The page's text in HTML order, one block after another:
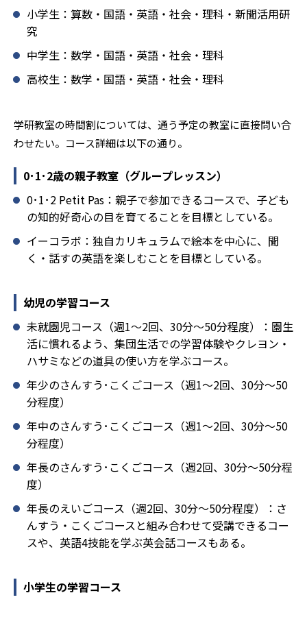
どんなデメリットがある？
学研教室のデメリットとしては、基礎をより重視している
分、生徒によっては物足りなく感じる可能性がある点だろ
う。相性が気になる場合は、近くの教室に問い合わせてみ
ることを推奨する。
小学生：算数・国語・英語・社会・理科・新聞活用研
究
中学生：数学・国語・英語・社会・理科
高校生：数学・国語・英語・社会・理科
学研教室の時間割については、通う予定の教室に直接問い合
わせたい。コース詳細は以下の通り。
0･1･2歳の親子教室（グループレッスン）
0･1･2 Petit Pas：親子で参加できるコースで、子ども
の知的好奇心の目を育てることを目標としている。
イーコラボ：独自カリキュラムで絵本を中心に、聞
く・話すの英語を楽しむことを目標としている。
幼児の学習コース
未就園児コース（週1～2回、30分～50分程度）：園生
活に慣れるよう、集団生活での学習体験やクレヨン・
ハサミなどの道具の使い方を学ぶコース。
年少のさんすう･こくごコース（週1～2回、30分～50
分程度）
年中のさんすう･こくごコース（週1～2回、30分～50
分程度）
年長のさんすう･こくごコース（週2回、30分～50分程
度）
年長のえいごコース（週2回、30分～50分程度）：さ
んすう・こくごコースと組み合わせて受講できるコー
スや、英語4技能を学ぶ英会話コースもある。
小学生の学習コース